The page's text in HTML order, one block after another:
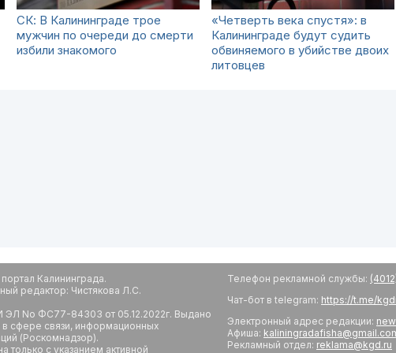
СК: В Калининграде трое
мужчин по очереди до смерти
избили знакомого
«Четверть века спустя»: в
Калининграде будут судить
обвиняемого в убийстве двоих
литовцев
Калининграда.
редактор: Чистякова Л.С.
ЭЛ No ФС77-84303 от 05.12.2022г. Выдано
сфере связи, информационных
(Роскомнадзор).
с указанием активной
Телефон рекламной службы:
Чат-бот в telegram: https://t.me/
Электронный адрес редакции:
Афиша:
Рекламный отдел: reklama@kgd.ru